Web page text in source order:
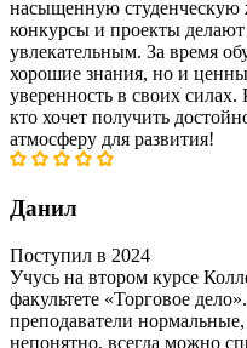
насыщенную
конкурсы и проекты
увлекательным. За время
хорошие знания, но и
уверенность в своих
кто хочет получить
атмосферу для развития!
Данил
Поступил в 2024
Учусь на втором курсе
факультете «Торговое
преподаватели
непонятно, всегда можно